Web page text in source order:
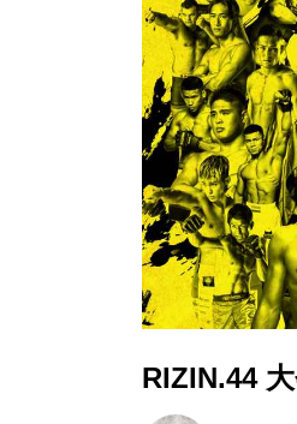
RIZIN.44